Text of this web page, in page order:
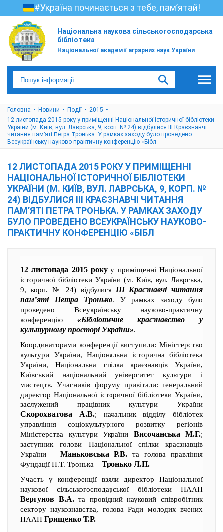
#Україна починається з тебе, пам’ятай!
Національна наукова сільськогосподарська
бібліотека
Національної академії аграрних наук України
Головна Новини Події
2015
12 листопада 2015 року у приміщенні Національної історичної бібліотеки
України (м. Київ, вул. Лаврська, 9, корп. № 24) відбулися ІІІ Краєзнавчі
читання пам’яті Петра Тронька. У рамках заходу було проведено
Всеукраїнську науково-практичну конференцію «Бібл
12 ЛИСТОПАДА 2015 РОКУ У ПРИМІЩЕННІ
НАЦІОНАЛЬНОЇ ІСТОРИЧНОЇ БІБЛІОТЕКИ
УКРАЇНИ (М. КИЇВ, ВУЛ. ЛАВРСЬКА, 9, КОРП. №
24) ВІДБУЛИСЯ ІІІ КРАЄЗНАВЧІ ЧИТАННЯ
ПАМ’ЯТІ ПЕТРА ТРОНЬКА. У РАМКАХ ЗАХОДУ
БУЛО ПРОВЕДЕНО ВСЕУКРАЇНСЬКУ НАУКОВО-
ПРАКТИЧНУ КОНФЕРЕНЦІЮ «БІБЛ
12 листопада 2015 року у приміщенні Національної
історичної бібліотеки України (м. Київ, вул. Лаврська,
9, корп. № 24) відбулися ІІІ Краєзнавчі читання
пам’яті Петра Тронька. У рамках заходу було
проведено Всеукраїнську науково-практичну
конференцію «Бібліотечне краєзнавство у
культурному просторі України».
Координаторами конференції виступили: Міністерство
культури України, Національна історична бібліотека
України, Національна спілка краєзнавців України,
Київський національний університет культури і
мистецтв. Учасників форуму привітали: генеральний
директор Національної історичної бібліотеки України,
заслужений працівник культури України
Скорохватова А.В.; начальник відділу бібліотек
управління соціокультурного розвитку регіонів
Міністерства культури України Височанська М.Г.;
заступник голови Національної спілки краєзнавців
України – Маньковська Р.В. та голова правління
Фундації П.Т. Тронька – Тронько Л.П.
Участь у конференції взяли директор Національної
наукової сільськогосподарської бібліотеки НААН
Вергунов В.А.та провідний науковий співробітник
сектору наукознавства, голова Ради молодих вчених
НААН Грищенко Т.Р.